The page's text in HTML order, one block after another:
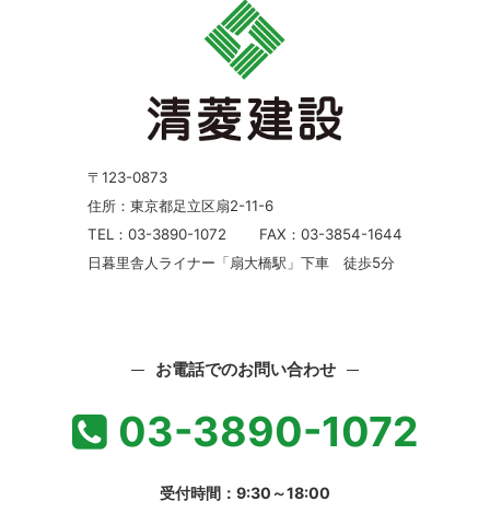
〒123-0873
住所：東京都足立区扇2-11-6
TEL：03-3890-1072
FAX：03-3854-1644
日暮里舎人ライナー「扇大橋駅」下車 徒歩5分
お電話でのお問い合わせ
03-3890-1072
受付時間：9:30～18:00